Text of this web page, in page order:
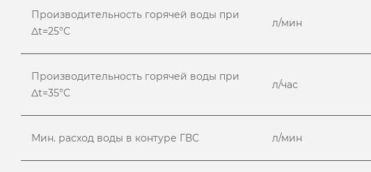
Производительность горячей воды при
Δt=25°С
л/мин
Производительность горячей воды при
Δt=35°С
л/час
Мин. расход воды в контуре ГВС л/мин